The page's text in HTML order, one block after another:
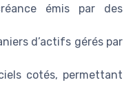
émis par des
d’actifs gérés par
cotés, permettant